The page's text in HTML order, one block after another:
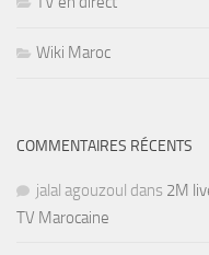
Wiki Maroc
COMMENTAIRES RÉCENTS
jalal agouzoul dans 2M
TV Marocaine